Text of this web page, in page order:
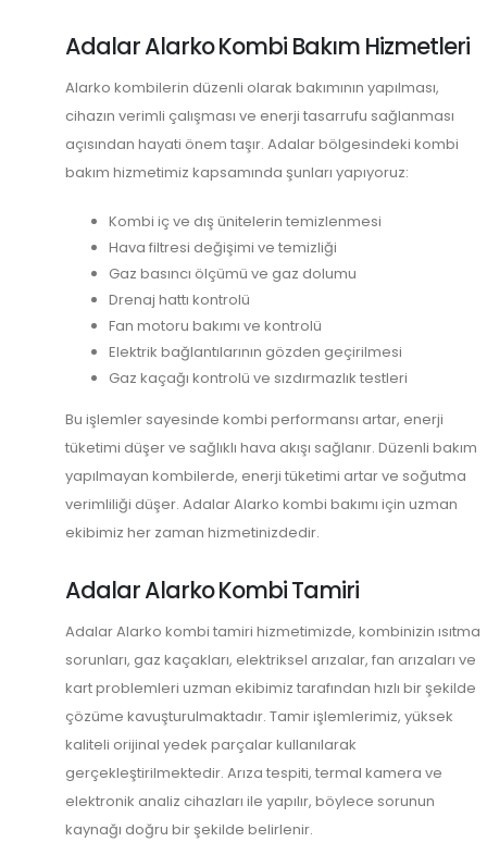
Adalar Alarko Kombi Bakım Hizmetleri
Alarko kombilerin düzenli olarak bakımının yapılması,
cihazın verimli çalışması ve enerji tasarrufu sağlanması
açısından hayati önem taşır. Adalar bölgesindeki kombi
bakım hizmetimiz kapsamında şunları yapıyoruz:
Kombi iç ve dış ünitelerin temizlenmesi
Hava filtresi değişimi ve temizliği
Gaz basıncı ölçümü ve gaz dolumu
Drenaj hattı kontrolü
Fan motoru bakımı ve kontrolü
Elektrik bağlantılarının gözden geçirilmesi
Gaz kaçağı kontrolü ve sızdırmazlık testleri
Bu işlemler sayesinde kombi performansı artar, enerji
tüketimi düşer ve sağlıklı hava akışı sağlanır. Düzenli bakım
yapılmayan kombilerde, enerji tüketimi artar ve soğutma
verimliliği düşer. Adalar Alarko kombi bakımı için uzman
ekibimiz her zaman hizmetinizdedir.
Adalar Alarko Kombi Tamiri
Adalar Alarko kombi tamiri hizmetimizde, kombinizin ısıtma
sorunları, gaz kaçakları, elektriksel arızalar, fan arızaları ve
kart problemleri uzman ekibimiz tarafından hızlı bir şekilde
çözüme kavuşturulmaktadır. Tamir işlemlerimiz, yüksek
kaliteli orijinal yedek parçalar kullanılarak
gerçekleştirilmektedir. Arıza tespiti, termal kamera ve
elektronik analiz cihazları ile yapılır, böylece sorunun
kaynağı doğru bir şekilde belirlenir.